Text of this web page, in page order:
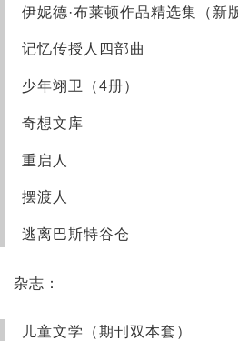
伊妮德·布莱顿作品精选集（新
记忆传授人四部曲
少年翊卫（4册）
奇想文库
重启人
摆渡人
逃离巴斯特谷仓
杂志：
儿童文学（期刊双本套）